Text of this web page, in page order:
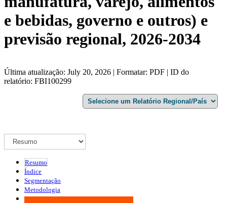
e bebidas, governo e outros) e
previsão regional, 2026-2034
Última atualização: July 20, 2026 | Formatar: PDF | ID do
relatório: FBI100299
Resumo
Índice
Segmentação
Metodologia
Infográficos